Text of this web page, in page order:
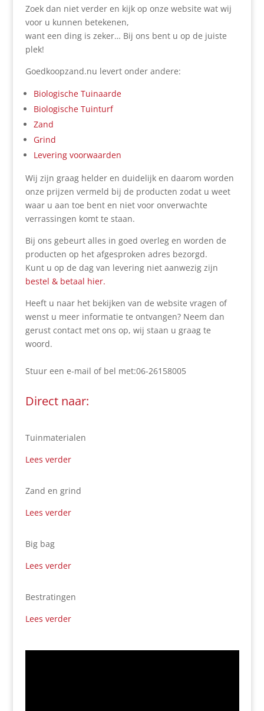
Zoek dan niet verder en kijk op onze website wat wij
voor u kunnen betekenen,
want een ding is zeker… Bij ons bent u op de juiste
plek!
Goedkoopzand.nu levert onder andere:
Biologische Tuinaarde
Biologische Tuinturf
Zand
Grind
Levering voorwaarden
Wij zijn graag helder en duidelijk en daarom worden
onze prijzen vermeld bij de producten zodat u weet
waar u aan toe bent en niet voor onverwachte
verrassingen komt te staan.
Bij ons gebeurt alles in goed overleg en worden de
producten op het afgesproken adres bezorgd.
Kunt u op de dag van levering niet aanwezig zijn
bestel & betaal hier.
Heeft u naar het bekijken van de website vragen of
wenst u meer informatie te ontvangen? Neem dan
gerust contact met ons op, wij staan u graag te
woord.
Stuur een e-mail of bel met:06-26158005
Direct naar:
Tuinmaterialen
Lees verder
Zand en grind
Lees verder
Big bag
Lees verder
Bestratingen
Lees verder